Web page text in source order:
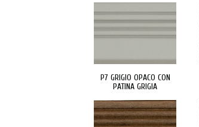
P7 GRIGIO OPACO CON
PATINA GRIGIA